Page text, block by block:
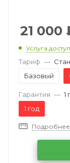
21 000
Услуга
Тариф —
Базовый
Гарантия — 1
1 год